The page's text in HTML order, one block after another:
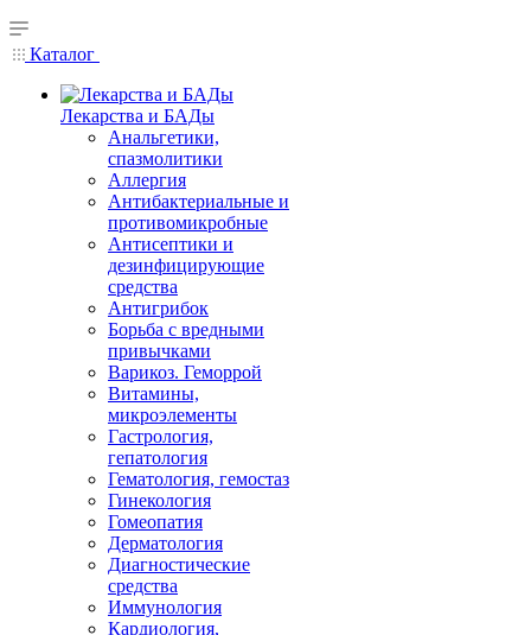
Каталог
Лекарства и БАДы
Анальгетики,
спазмолитики
Аллергия
Антибактериальные и
противомикробные
Антисептики и
дезинфицирующие
средства
Антигрибок
Борьба с вредными
привычками
Варикоз. Геморрой
Витамины,
микроэлементы
Гастрология,
гепатология
Гематология, гемостаз
Гинекология
Гомеопатия
Дерматология
Диагностические
средства
Иммунология
Кардиология,